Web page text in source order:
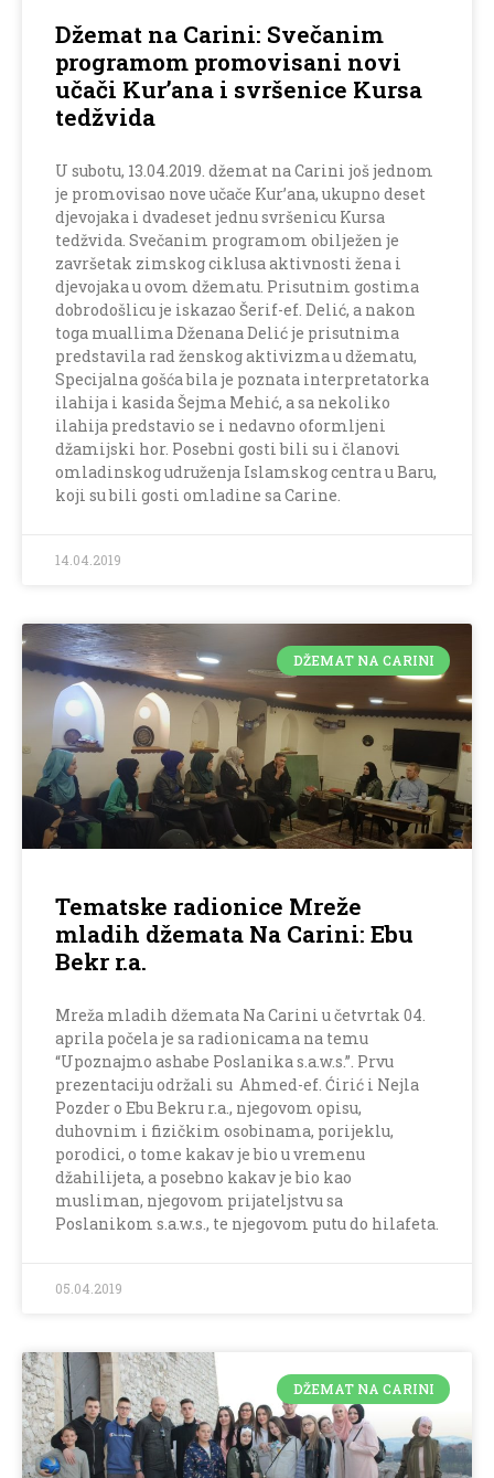
Džemat na Carini: Svečanim
programom promovisani novi
učači Kur’ana i svršenice Kursa
tedžvida
U subotu, 13.04.2019. džemat na Carini još jednom
je promovisao nove učače Kur’ana, ukupno deset
djevojaka i dvadeset jednu svršenicu Kursa
tedžvida. Svečanim programom obilježen je
završetak zimskog ciklusa aktivnosti žena i
djevojaka u ovom džematu. Prisutnim gostima
dobrodošlicu je iskazao Šerif-ef. Delić, a nakon
toga muallima Dženana Delić je prisutnima
predstavila rad ženskog aktivizma u džematu,
Specijalna gošća bila je poznata interpretatorka
ilahija i kasida Šejma Mehić, a sa nekoliko
ilahija predstavio se i nedavno oformljeni
džamijski hor. Posebni gosti bili su i članovi
omladinskog udruženja Islamskog centra u Baru,
koji su bili gosti omladine sa Carine.
14.04.2019
DŽEMAT NA CARINI
Tematske radionice Mreže
mladih džemata Na Carini: Ebu
Bekr r.a.
Mreža mladih džemata Na Carini u četvrtak 04.
aprila počela je sa radionicama na temu
“Upoznajmo ashabe Poslanika s.a.w.s.”. Prvu
prezentaciju održali su Ahmed-ef. Ćirić i Nejla
Pozder o Ebu Bekru r.a., njegovom opisu,
duhovnim i fizičkim osobinama, porijeklu,
porodici, o tome kakav je bio u vremenu
džahilijeta, a posebno kakav je bio kao
musliman, njegovom prijateljstvu sa
Poslanikom s.a.w.s., te njegovom putu do hilafeta.
05.04.2019
DŽEMAT NA CARINI